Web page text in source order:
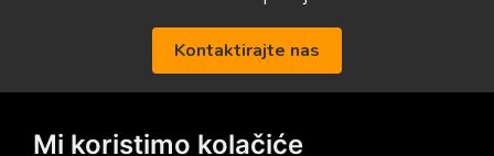
Mi koristimo kolačiće
Kontaktirajte nas
Posetite nas na društvenim mrežama